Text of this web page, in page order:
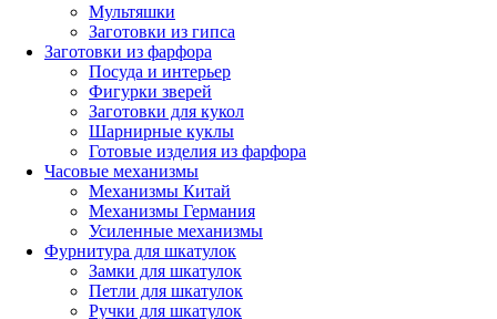
Мультяшки
Заготовки из гипса
Заготовки из фарфора
Посуда и интерьер
Фигурки зверей
Заготовки для кукол
Шарнирные куклы
Готовые изделия из фарфора
Часовые механизмы
Механизмы Китай
Механизмы Германия
Усиленные механизмы
Фурнитура для шкатулок
Замки для шкатулок
Петли для шкатулок
Ручки для шкатулок